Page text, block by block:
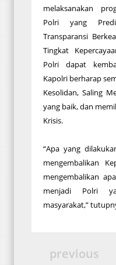
melaksanakan
Polri yang
Transparansi
Tingkat
Polri dapat
Kapolri berharap
Kesolidan, Saling
yang baik, dan
Krisis.
“Apa yang
mengembalikan
mengembalikan
menjadi Polri
masyarakat,”
previous